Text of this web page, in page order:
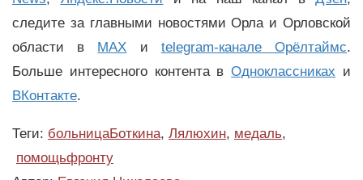
следите за главными новостями Орла и Орловской
области в MAX и telegram-канале Орёлтаймс.
Больше интересного контента вОдноклассниках и
ВКонтакте.
Теги: больницаБоткина, Лялюхин, медаль,
помощьфронту